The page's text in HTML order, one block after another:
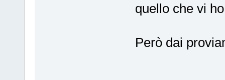
quello che vi
Però dai